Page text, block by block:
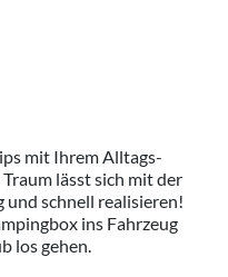
mit Ihrem Alltags-
lässt sich mit der
und schnell realisieren!
ins Fahrzeug
los gehen.